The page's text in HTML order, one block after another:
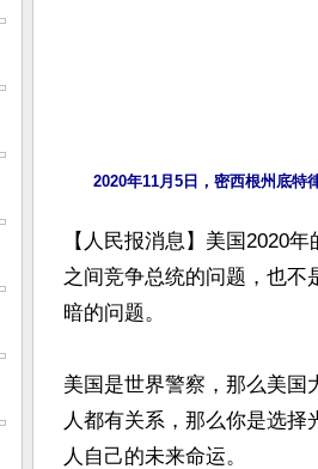
2020年11月5日，密西根州底特
【人民报消息】美国2020
之间竞争总统的问题，也不
暗的问题。
美国是世界警察，那么美国
人都有关系，那么你是选
人自己的未来命运。